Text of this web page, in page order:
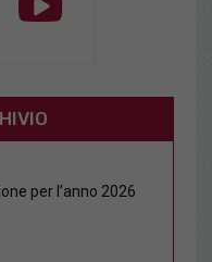
per l’anno 2026